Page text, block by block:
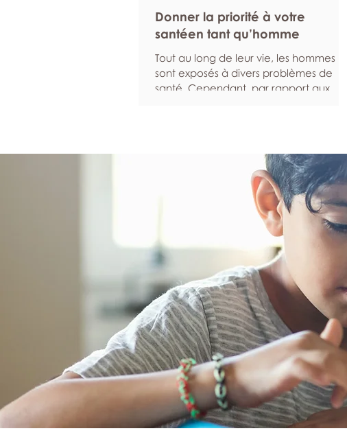
Donner la priorité à votre
santéen tant qu’homme
Tout au long de leur vie, les hommes
sont exposés à divers problèmes de
santé. Cependant, par rapport aux
pour inciter les hommes à donner la
priorité à leur santé et à leur bien-être.
Programmez des examens de
dépistage réguliers Les bilans et les
examens de dépistage permettent
d’identifier un éventuel problème de
santé